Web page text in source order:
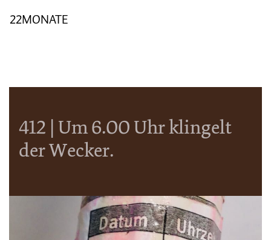
22MONATE
412 | Um 6.00 Uhr klingelt
der Wecker.